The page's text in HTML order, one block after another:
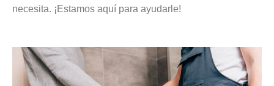
necesita. ¡Estamos aquí para ayudarle!